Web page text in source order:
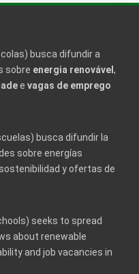
busca difundir a
sobre energia renovável ,
e vagas de emprego
busca difundir la
sobre energías
y ofertas de
seeks to spread
about renewable
and job vacancies in